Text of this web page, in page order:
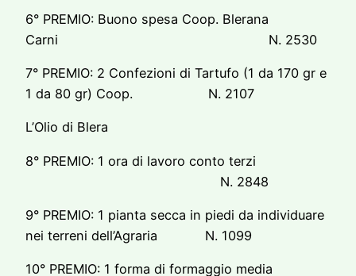
6° PREMIO: Buono spesa Coop. Blerana
Carni N. 2530
7° PREMIO: 2 Confezioni di Tartufo (1 da 170 gr e
1 da 80 gr) Coop. N. 2107
L’Olio di Blera
8° PREMIO: 1 ora di lavoro conto terzi
N. 2848
9° PREMIO: 1 pianta secca in piedi da individuare
nei terreni dell’Agraria N. 1099
10° PREMIO: 1 forma di formaggio media